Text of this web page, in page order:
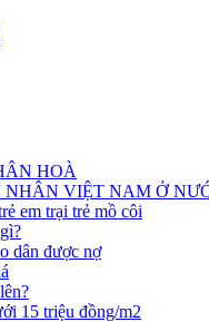
HOÀ
NHÂN VIỆT NAM Ở
em trại trẻ mồ côi
dân được nợ
15 triệu đồng/m2